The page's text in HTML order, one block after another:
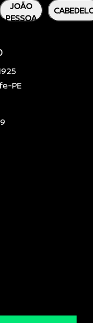
JOÃO
PESSOA
PE